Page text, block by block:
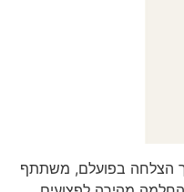
הצלחה בפועלם, משתתף